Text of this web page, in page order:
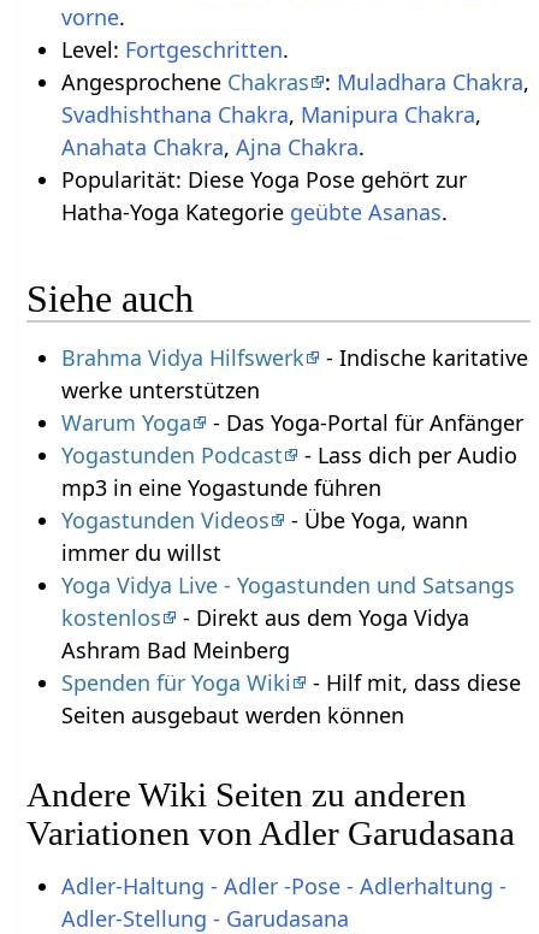
vorne.
Level: Fortgeschritten.
Angesprochene Chakras : Muladhara Chakra,
Svadhishthana Chakra, Manipura Chakra,
Anahata Chakra, Ajna Chakra.
Popularität: Diese Yoga Pose gehört zur
Hatha-Yoga Kategorie geübte Asanas.
Siehe auch
Brahma Vidya Hilfswerk
- Indische karitative
werke unterstützen
Warum Yoga
- Das Yoga-Portal für Anfänger
Yogastunden Podcast
- Lass dich per Audio
mp3 in eine Yogastunde führen
Yogastunden Videos
- Übe Yoga, wann
immer du willst
Yoga Vidya Live - Yogastunden und Satsangs
kostenlos
- Direkt aus dem Yoga Vidya
Ashram Bad Meinberg
Spenden für Yoga Wiki
- Hilf mit, dass diese
Seiten ausgebaut werden können
Andere Wiki Seiten zu anderen
Variationen von Adler Garudasana
Adler-Haltung - Adler -Pose - Adlerhaltung -
Adler-Stellung - Garudasana